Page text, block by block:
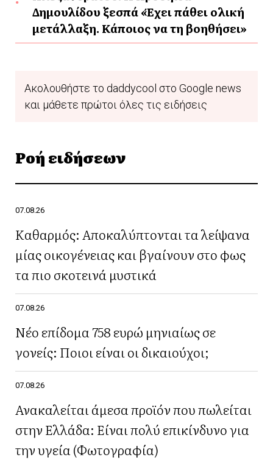
Δημουλίδου ξεσπά «Έχει πάθει ολική
μετάλλαξη. Κάποιος να τη βοηθήσει»
Ακολουθήστε το daddycool στο Google news
και μάθετε πρώτοι όλες τις ειδήσεις
Ροή ειδήσεων
07.08.26
Καθαρμός: Αποκαλύπτονται τα λείψανα
μίας οικογένειας και βγαίνουν στο φως
τα πιο σκοτεινά μυστικά
07.08.26
Νέο επίδομα 758 ευρώ μηνιαίως σε
γονείς: Ποιοι είναι οι δικαιούχοι;
07.08.26
Ανακαλείται άμεσα προϊόν που πωλείται
στην Ελλάδα: Είναι πολύ επικίνδυνο για
την υγεία (Φωτογραφία)